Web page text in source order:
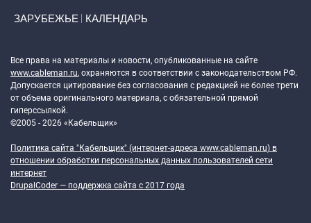
ЗАРУБЕЖЬЕ КАЛЕНДАРЬ
Все права на материалы и новости, опубликованные на сайте
www.cableman.ru, охраняются в соответствии с законодательством РФ.
Допускается цитирование без согласования с редакцией не более трети
от объема оригинального материала, с обязательной прямой
гиперссылкой.
©2005 - 2026 «Кабельщик»
Политика сайта "Кабельщик" (интернет-адреса www.cableman.ru) в
отношении обработки персональных данных пользователей сети
интернет
DrupalCoder — поддержка сайта c 2017 года